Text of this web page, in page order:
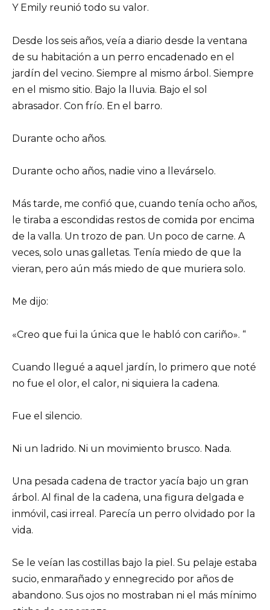
Y Emily reunió todo su valor.
Desde los seis años, veía a diario desde la ventana
de su habitación a un perro encadenado en el
jardín del vecino. Siempre al mismo árbol. Siempre
en el mismo sitio. Bajo la lluvia. Bajo el sol
abrasador. Con frío. En el barro.
Durante ocho años.
Durante ocho años, nadie vino a llevárselo.
Más tarde, me confió que, cuando tenía ocho años,
le tiraba a escondidas restos de comida por encima
de la valla. Un trozo de pan. Un poco de carne. A
veces, solo unas galletas. Tenía miedo de que la
vieran, pero aún más miedo de que muriera solo.
Me dijo:
«Creo que fui la única que le habló con cariño». “
Cuando llegué a aquel jardín, lo primero que noté
no fue el olor, el calor, ni siquiera la cadena.
Fue el silencio.
Ni un ladrido. Ni un movimiento brusco. Nada.
Una pesada cadena de tractor yacía bajo un gran
árbol. Al final de la cadena, una figura delgada e
inmóvil, casi irreal. Parecía un perro olvidado por la
vida.
Se le veían las costillas bajo la piel. Su pelaje estaba
sucio, enmarañado y ennegrecido por años de
abandono. Sus ojos no mostraban ni el más mínimo